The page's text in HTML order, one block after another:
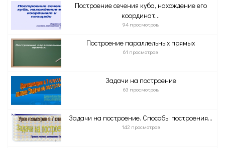
Построение сечения куба, нахождение его
координат...
94 просмотров
Построение параллельных прямых
61 просмотров
Задачи на построение
63 просмотров
Задачи на построение. Способы построения...
142 просмотров